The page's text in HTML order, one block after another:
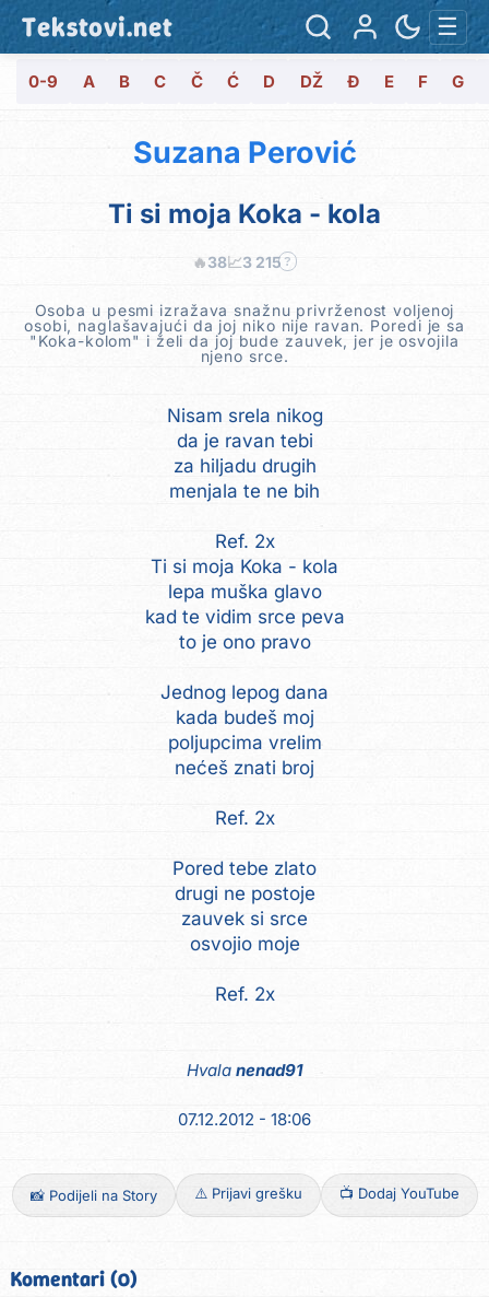
Tekstovi.net ☰
0-9 A B C Č Ć D DŽ Đ E F G
Suzana Perović
Ti si moja Koka - kola
🔥38📈3 215 ?
Osoba u pesmi izražava snažnu privrženost voljenoj
osobi, naglašavajući da joj niko nije ravan. Poredi je sa
"Koka-kolom" i želi da joj bude zauvek, jer je osvojila
njeno srce.
Nisam srela nikog
da je ravan tebi
za hiljadu drugih
menjala te ne bih
Ref. 2x
Ti si moja Koka - kola
lepa muška glavo
kad te vidim srce peva
to je ono pravo
Jednog lepog dana
kada budeš moj
poljupcima vrelim
nećeš znati broj
Ref. 2x
Pored tebe zlato
drugi ne postoje
zauvek si srce
osvojio moje
Ref. 2x
Hvala nenad91
07.12.2012 - 18:06
📸 Podijeli na Story ⚠️ Prijavi grešku 📺 Dodaj YouTube
Komentari (0)